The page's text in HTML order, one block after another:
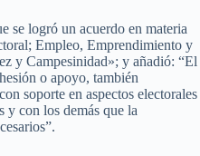
se logró un acuerdo en materia
Empleo, Emprendimiento y
y Campesinidad»; y añadió: “El
o apoyo, también
soporte en aspectos electorales
y con los demás que la